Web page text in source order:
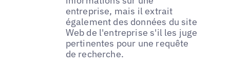
entreprise, mais il extrait
également des données du site
Web de l'entreprise s'il les juge
pertinentes pour une requête
de recherche.